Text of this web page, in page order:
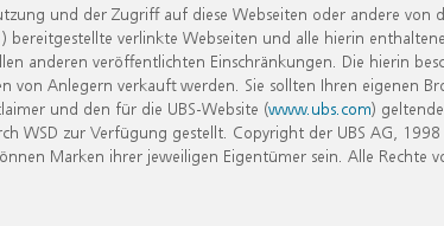
und der Zugriff auf diese Webseiten oder andere von
verlinkte Webseiten und alle hierin
anderen veröffentlichten Einschränkungen. Die hierin
Anlegern verkauft werden. Sie sollten Ihren eigenen
und den für die UBS-Website (www.ubs.com)
zur Verfügung gestellt. Copyright der UBS AG,
Marken ihrer jeweiligen Eigentümer sein. Alle Rechte